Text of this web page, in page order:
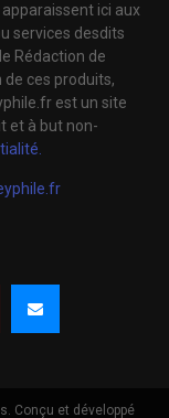
ici aux
services desdits
Rédaction de
de ces produits,
est un site
et à but non-
Conçu et développé